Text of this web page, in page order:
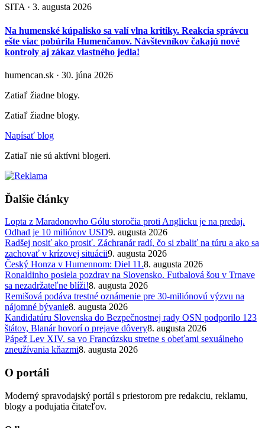
SITA · 3. augusta 2026
Na humenské kúpalisko sa valí vlna kritiky. Reakcia správcu
ešte viac pobúrila Humenčanov. Návštevníkov čakajú nové
kontroly aj zákaz vlastného jedla!
humencan.sk · 30. júna 2026
Zatiaľ žiadne blogy.
Zatiaľ žiadne blogy.
Napísať blog
Zatiaľ nie sú aktívni blogeri.
Ďalšie články
Lopta z Maradonovho Gólu storočia proti Anglicku je na predaj.
Odhad je 10 miliónov USD9. augusta 2026
Radšej nosiť ako prosiť. Záchranár radí, čo si zbaliť na túru a ako sa
zachovať v krízovej situácii9. augusta 2026
Český Honza v Humennom: Diel 11.8. augusta 2026
Ronaldinho posiela pozdrav na Slovensko. Futbalová šou v Trnave
sa nezadržateľne blíži!8. augusta 2026
Remišová podáva trestné oznámenie pre 30-miliónovú výzvu na
nájomné bývanie8. augusta 2026
Kandidatúru Slovenska do Bezpečnostnej rady OSN podporilo 123
štátov, Blanár hovorí o prejave dôvery8. augusta 2026
Pápež Lev XIV. sa vo Francúzsku stretne s obeťami sexuálneho
zneužívania kňazmi8. augusta 2026
O portáli
Moderný spravodajský portál s priestorom pre redakciu, reklamu,
blogy a podujatia čitateľov.